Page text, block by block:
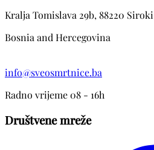
Kralja Tomislava 29b, 88220
Bosnia and Hercegovina
info@sveosmrtnice.ba
Radno vrijeme 08 - 16h
Društvene mreže